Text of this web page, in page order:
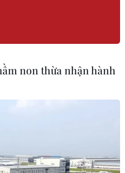
đặt mục
tổn thất
đấu tuyển
non thừa nhận hành